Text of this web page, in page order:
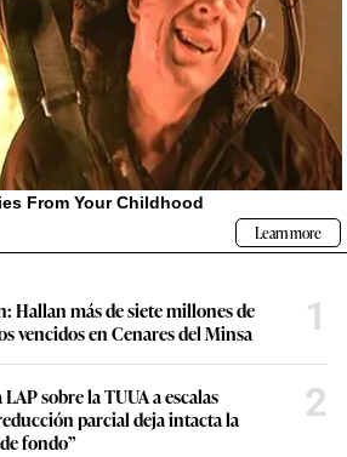
Hallan más de siete millones de
vencidos en Cenares del Minsa
1
sobre la TUUA a escalas
parcial deja intacta la
fondo”
2